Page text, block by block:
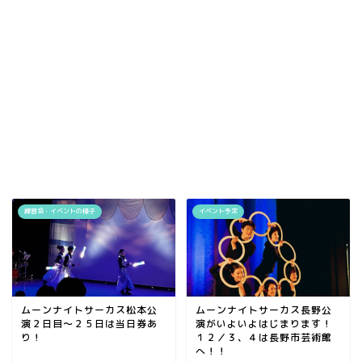
練習会・イベントの様子
ムーンナイトサーカス松本公
演２日目～２５日は当日券あ
り！
イベント予定
ムーンナイトサーカス長野公
演がいよいよはじまります！
１２／３、４は長野市芸術館
へ！！